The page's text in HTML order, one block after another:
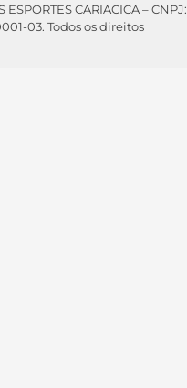
ESPORTES CARIACICA – CNPJ:
03. Todos os direitos